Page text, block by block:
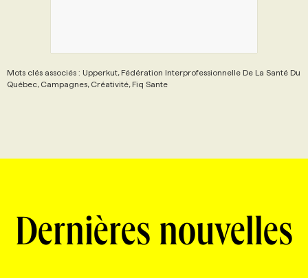
Mots clés associés : Upperkut, Fédération Interprofessionnelle De La Santé Du
Québec, Campagnes, Créativité, Fiq Sante
Dernières nouvelles